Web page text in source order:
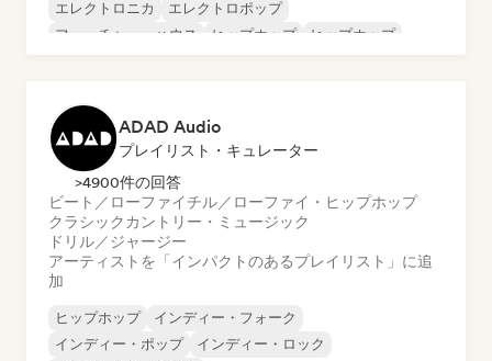
エレクトロニカ
エレクトロポップ
フューチャー・ハウス
ヒップホップ
ヒップホップ
ADAD Audio
プレイリスト・キュレーター
>4900件の回答
ビート／ローファイチル／ローファイ・ヒップホップ
クラシック カントリー・ミュージック
ドリル／ジャージー
アーティストを「インパクトのあるプレイリスト」に追
加
ヒップホップ
インディー・フォーク
インディー・ポップ
インディー・ロック